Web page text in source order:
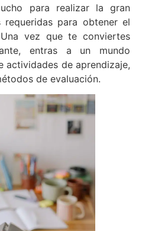
para realizar la gran
para obtener el
vez que te conviertes
entras a un mundo
actividades de aprendizaje,
de evaluación.